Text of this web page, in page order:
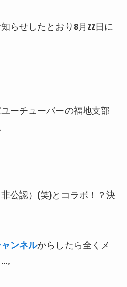
らせしたとおり8月22日に
ーチューバーの福地支部
公認）(笑)とコラボ！？決
ンネルからしたら全くメ